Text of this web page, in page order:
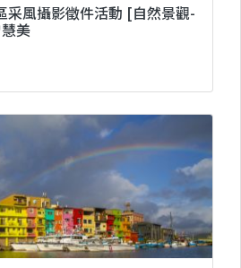
采風攝影徵件活動 [自然景觀-
美